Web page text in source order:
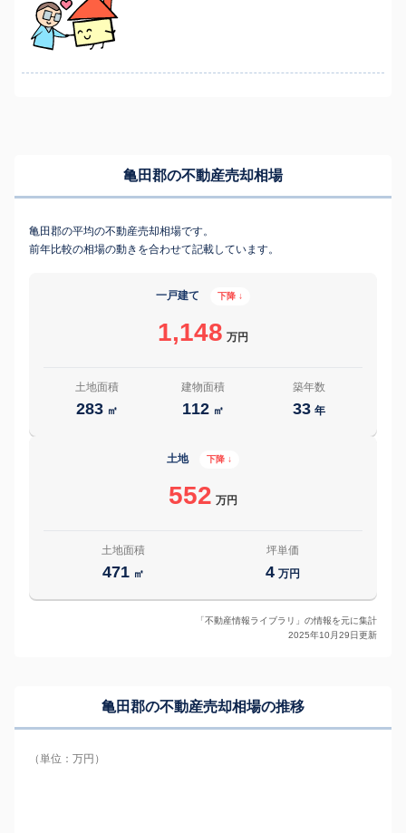
亀田郡の不動産売却相場
亀田郡の平均の不動産売却相場です。
前年比較の相場の動きを合わせて記載しています。
一戸建て 下降 ↓
1,148 万円
土地面積
283 ㎡
建物面積
112 ㎡
築年数
33 年
土地 下降 ↓
552 万円
土地面積
471 ㎡
坪単価
4 万円
「不動産情報ライブラリ」の情報を元に集計
2025年10月29日更新
亀田郡の不動産売却相場の推移
（単位：万円）